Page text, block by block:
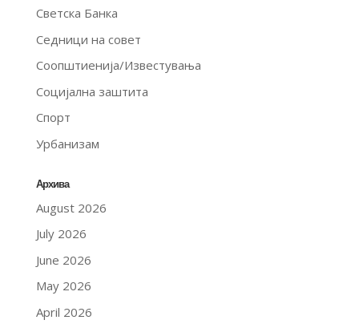
Светска Банка
Седници на совет
Соопштиенија/Известувања
Социјална заштита
Спорт
Урбанизам
Архива
August 2026
July 2026
June 2026
May 2026
April 2026